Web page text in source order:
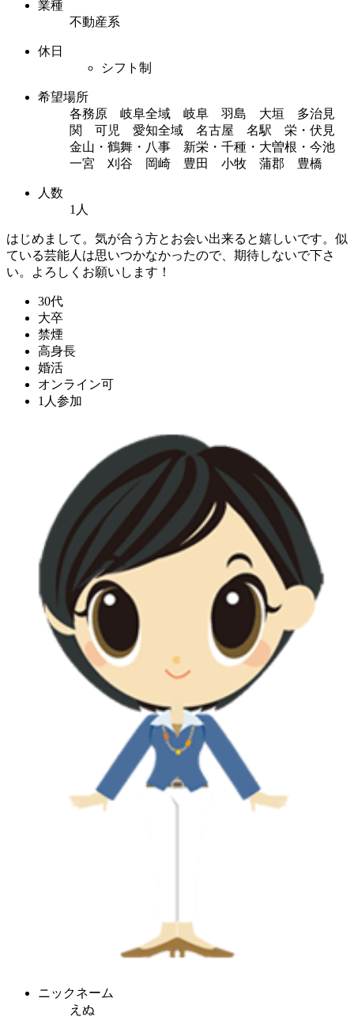
業種
不動産系
休日
シフト制
希望場所
各務原 岐阜全域 岐阜 羽島 大垣 多治見
関 可児 愛知全域 名古屋 名駅 栄・伏見
金山・鶴舞・八事 新栄・千種・大曽根・今池
一宮 刈谷 岡崎 豊田 小牧 蒲郡 豊橋
人数
1人
はじめまして。気が合う方とお会い出来ると嬉しいです。似
ている芸能人は思いつかなかったので、期待しないで下さ
い。よろしくお願いします！
30代
大卒
禁煙
高身長
婚活
オンライン可
1人参加
ニックネーム
えぬ